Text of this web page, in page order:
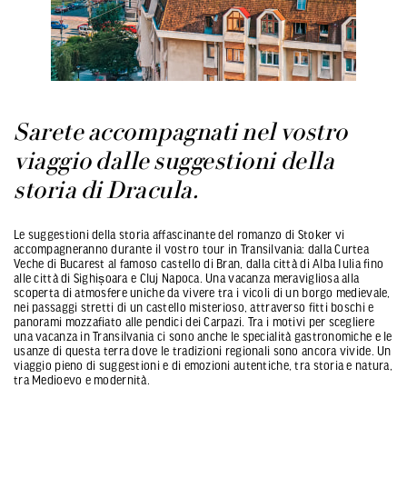
Sarete accompagnati nel vostro
viaggio dalle suggestioni della
storia di Dracula.
Le suggestioni della storia affascinante del romanzo di Stoker vi
accompagneranno durante il vostro tour in Transilvania: dalla Curtea
Veche di Bucarest al famoso castello di Bran, dalla città di Alba Iulia fino
alle città di Sighișoara e Cluj Napoca. Una vacanza meravigliosa alla
scoperta di atmosfere uniche da vivere tra i vicoli di un borgo medievale,
nei passaggi stretti di un castello misterioso, attraverso fitti boschi e
panorami mozzafiato alle pendici dei Carpazi. Tra i motivi per scegliere
una vacanza in Transilvania ci sono anche le specialità gastronomiche e le
usanze di questa terra dove le tradizioni regionali sono ancora vivide. Un
viaggio pieno di suggestioni e di emozioni autentiche, tra storia e natura,
tra Medioevo e modernità.